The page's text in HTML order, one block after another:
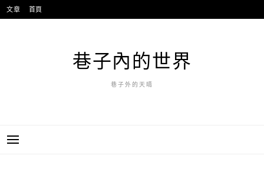
跳
至
文章 首頁
巷子內的世界
巷子外的天晴